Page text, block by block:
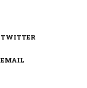
TWITTER
EMAIL